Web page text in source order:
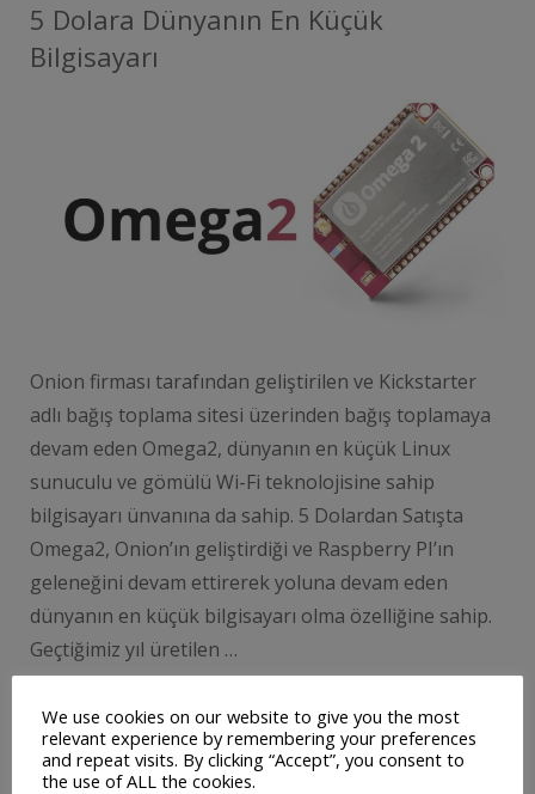
5 Dolara Dünyanın En Küçük
Bilgisayarı
Onion firması tarafından geliştirilen ve Kickstarter
adlı bağış toplama sitesi üzerinden bağış toplamaya
devam eden Omega2, dünyanın en küçük Linux
sunuculu ve gömülü Wi-Fi teknolojisine sahip
bilgisayarı ünvanına da sahip. 5 Dolardan Satışta
Omega2, Onion’ın geliştirdiği ve Raspberry PI’ın
geleneğini devam ettirerek yoluna devam eden
dünyanın en küçük bilgisayarı olma özelliğine sahip.
Geçtiğimiz yıl üretilen …
DEVAMINI OKU
We use cookies on our website to give you the most
relevant experience by remembering your preferences
and repeat visits. By clicking “Accept”, you consent to
the use of ALL the cookies.